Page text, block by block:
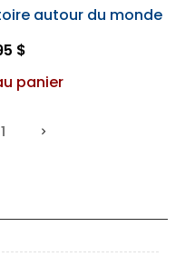
autour du monde
$
panier
1